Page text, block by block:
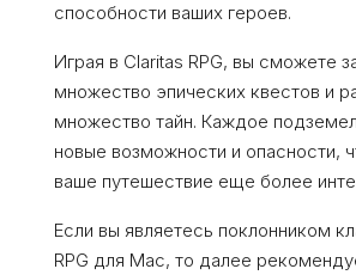
способности ваших героев.
Играя в Claritas RPG, вы сможете
множество эпических квестов и
множество тайн. Каждое
новые возможности и опасности,
ваше путешествие еще более
Если вы являетесь поклонником
RPG для Mac, то далее